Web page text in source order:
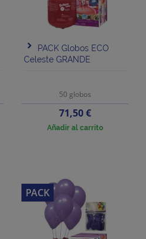
PACK Globos ECO
Celeste GRANDE
50 globos
Precio
71,50 €
Añadir al carrito
PACK